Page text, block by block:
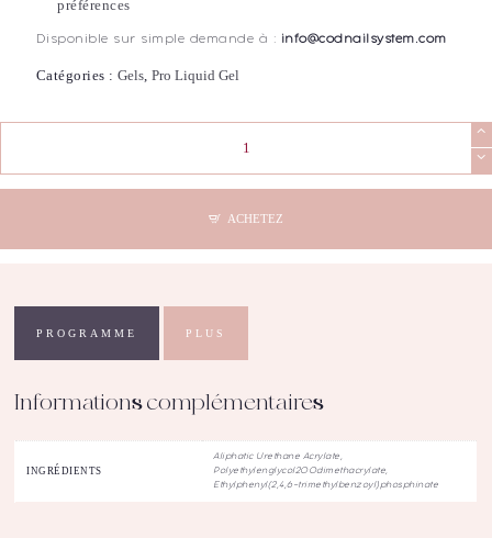
préférences
Disponible sur simple demande à : info@codnailsystem.com
Catégories : Gels, Pro Liquid Gel
COD
(30mL)
ACHETEZ
PROGRAMME PLUS
Informations complémentaires
INGRÉDIENTS
Aliphatic Urethane Acrylate,
Polyethylenglycol200dimethacrylate,
Ethylphenyl(2,4,6-trimethylbenzoyl)phosphinate